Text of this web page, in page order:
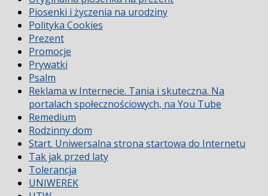
Piosenki i życzenia na urodziny
Polityka Cookies
Prezent
Promocje
Prywatki
Psalm
Reklama w Internecie. Tania i skuteczna. Na
portalach społecznościowych, na You Tube
Remedium
Rodzinny dom
Start. Uniwersalna strona startowa do Internetu
Tak jak przed laty
Tolerancja
UNIWEREK